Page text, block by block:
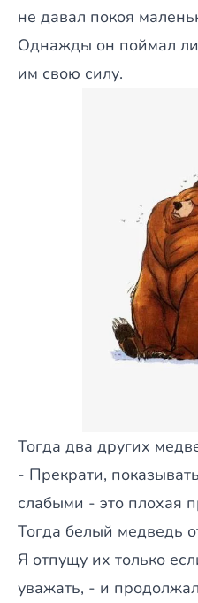
не давал покоя
Однажды он поймал
им свою силу.
Тогда два других
- Прекрати,
слабыми - это плохая
Тогда белый медведь
Я отпущу их только
уважать, - и